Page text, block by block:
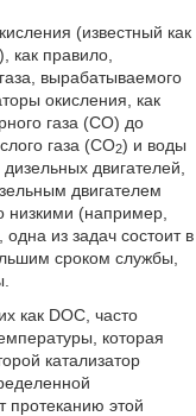
(известный как
как правило,
вырабатываемого
окисления, как
газа (CO) до
газа (CO2) и воды
двигателей,
двигателем
низкими (например,
из задач состоит в
сроком службы,
как DOC, часто
которая
катализатор
протеканию этой